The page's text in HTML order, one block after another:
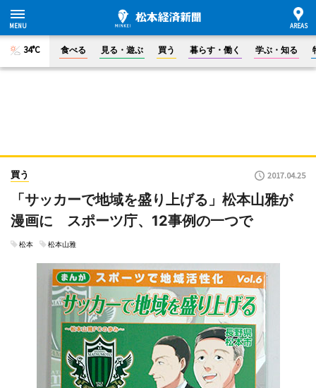
34°C 食べる 見る・遊ぶ 買う 暮らす・働く 学ぶ・知る
買う 2017.04.25
「サッカーで地域を盛り上げる」松本山雅が
漫画に スポーツ庁、12事例の一つで
松本 松本山雅